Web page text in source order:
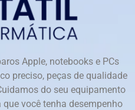
Apple, notebooks e PCs
preciso, peças de qualidade
do seu equipamento
você tenha desempenho